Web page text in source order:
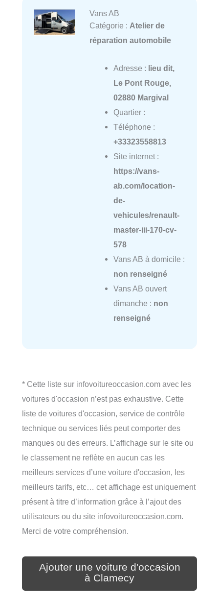
Vans AB
Catégorie : Atelier de
réparation automobile
Adresse : lieu dit,
Le Pont Rouge,
02880 Margival
Quartier :
Téléphone :
+33323558813
Site internet :
https://vans-
ab.com/location-
de-
vehicules/renault-
master-iii-170-cv-
578
Vans AB à domicile :
non renseigné
Vans AB ouvert
dimanche : non
renseigné
* Cette liste sur infovoitureoccasion.com avec les
voitures d'occasion n’est pas exhaustive. Cette
liste de voitures d'occasion, service de contrôle
technique ou services liés peut comporter des
manques ou des erreurs. L’affichage sur le site ou
le classement ne reflète en aucun cas les
meilleurs services d’une voiture d'occasion, les
meilleurs tarifs, etc… cet affichage est uniquement
présent à titre d’information grâce à l’ajout des
utilisateurs ou du site infovoitureoccasion.com.
Merci de votre compréhension.
Ajouter une voiture d'occasion
à Clamecy